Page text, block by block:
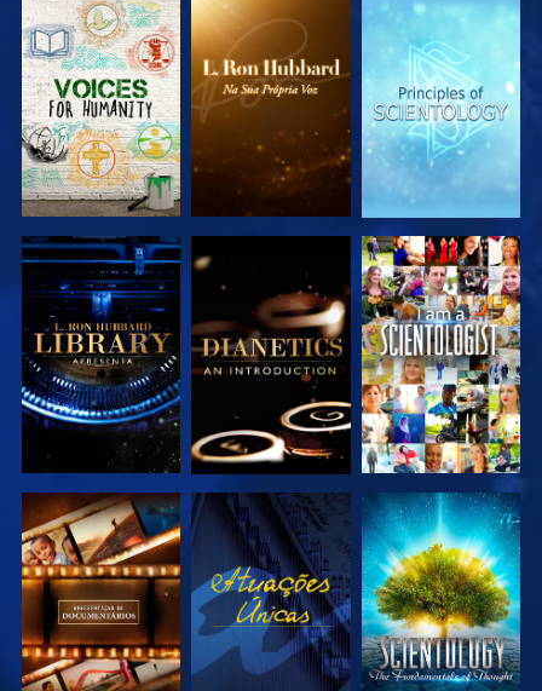
EXPLORAR A
SÉRIE
EXPLORAR A
SÉRIE
EXPLORAR A
SÉRIE
EXPLORAR A
SÉRIE
EXPLORAR A
SÉRIE
VER
EXPLORAR A
SÉRIE
VER
EXPLORAR A
SÉRIE